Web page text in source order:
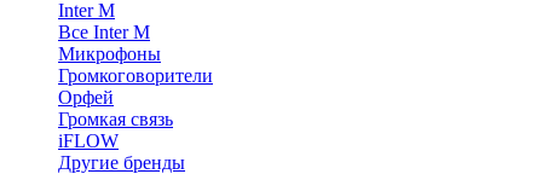
Inter M
Все Inter M
Микрофоны
Громкоговорители
Орфей
Громкая связь
iFLOW
Другие бренды